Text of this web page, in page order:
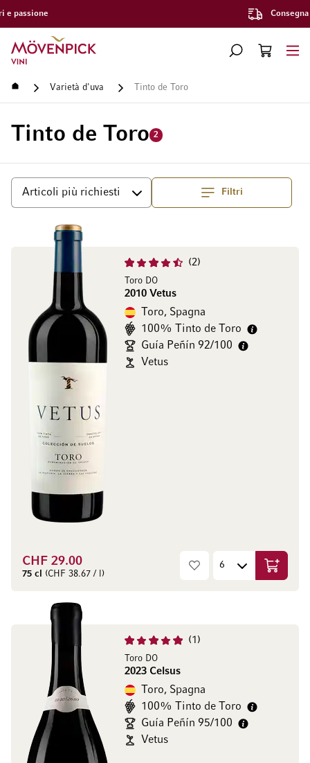
Vai alla Home Page
CERCA
CART
Home Varietà d'uva Tinto de Toro
Tinto de Toro 2
Filtri
Ordina per Superiore
2
Toro DO
2010 Vetus
Toro, Spagna
100% Tinto de Toro
Guía Peñín 92/100
Vetus
CHF 29.00
75 cl (CHF 38.67 / l)
1
Toro DO
2023 Celsus
Toro, Spagna
100% Tinto de Toro
Guía Peñín 95/100
Vetus